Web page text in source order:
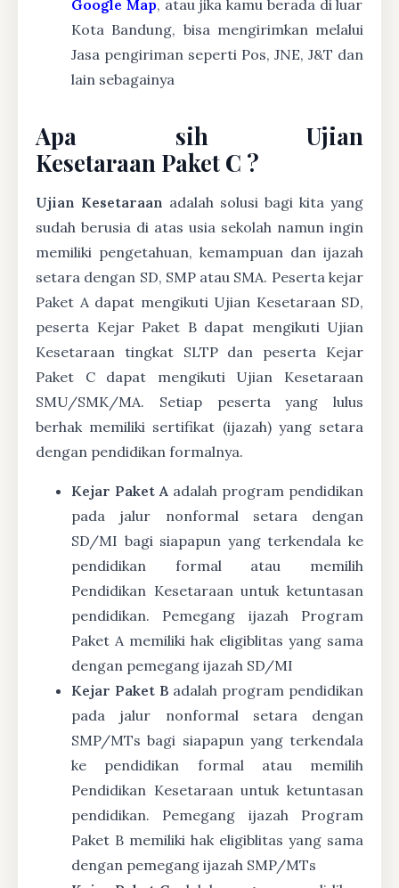
Google Map, atau jika kamu berada di luar
Kota Bandung, bisa mengirimkan melalui
Jasa pengiriman seperti Pos, JNE, J&T dan
lain sebagainya
Apa sih Ujian
Kesetaraan Paket C ?
Ujian Kesetaraan adalah solusi bagi kita yang
sudah berusia di atas usia sekolah namun ingin
memiliki pengetahuan, kemampuan dan ijazah
setara dengan SD, SMP atau SMA. Peserta kejar
Paket A dapat mengikuti Ujian Kesetaraan SD,
peserta Kejar Paket B dapat mengikuti Ujian
Kesetaraan tingkat SLTP dan peserta Kejar
Paket C dapat mengikuti Ujian Kesetaraan
SMU/SMK/MA. Setiap peserta yang lulus
berhak memiliki sertifikat (ijazah) yang setara
dengan pendidikan formalnya.
Kejar Paket A adalah program pendidikan
pada jalur nonformal setara dengan
SD/MI bagi siapapun yang terkendala ke
pendidikan formal atau memilih
Pendidikan Kesetaraan untuk ketuntasan
pendidikan. Pemegang ijazah Program
Paket A memiliki hak eligiblitas yang sama
dengan pemegang ijazah SD/MI
Kejar Paket B adalah program pendidikan
pada jalur nonformal setara dengan
SMP/MTs bagi siapapun yang terkendala
ke pendidikan formal atau memilih
Pendidikan Kesetaraan untuk ketuntasan
pendidikan. Pemegang ijazah Program
Paket B memiliki hak eligiblitas yang sama
dengan pemegang ijazah SMP/MTs